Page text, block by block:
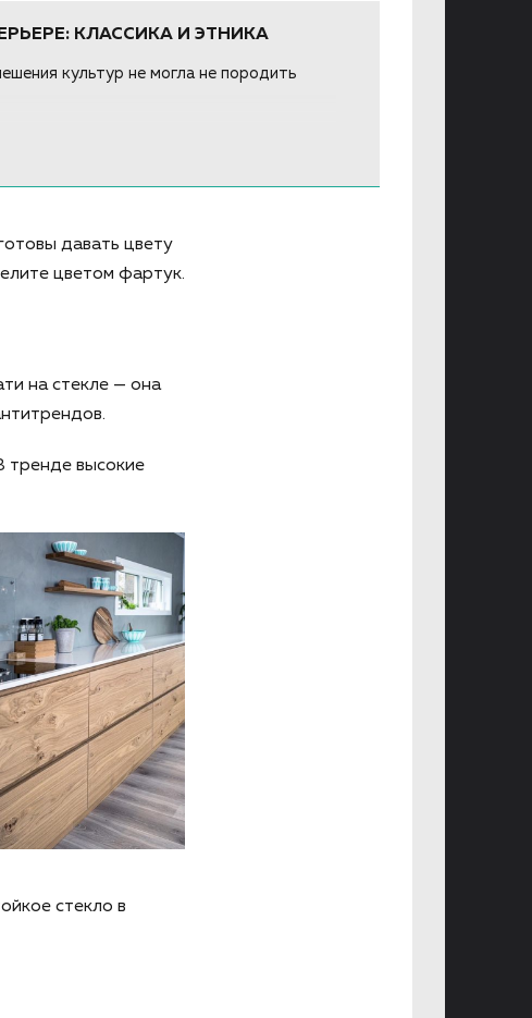
КЛАССИКА И ЭТНИКА
культур не могла не породить
давать цвету
цветом фартук.
на стекле — она
тренде высокие
стекло в